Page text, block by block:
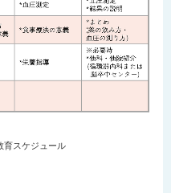
育スケジュール